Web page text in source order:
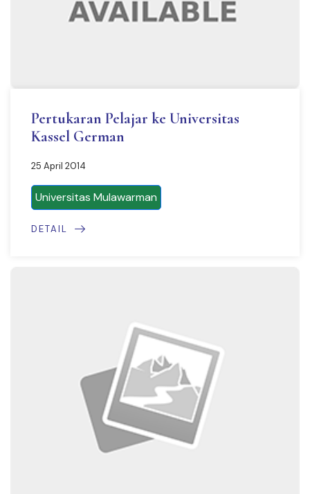
Pertukaran Pelajar ke Universitas
Kassel German
25 April 2014
Universitas Mulawarman
DETAIL